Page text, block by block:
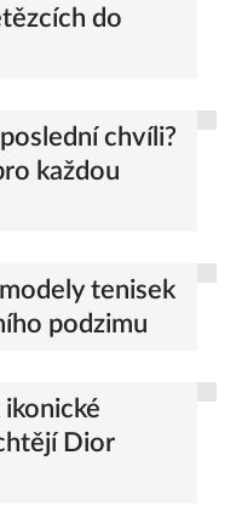
do
chvíli?
každou
tenisek
podzimu
Dior